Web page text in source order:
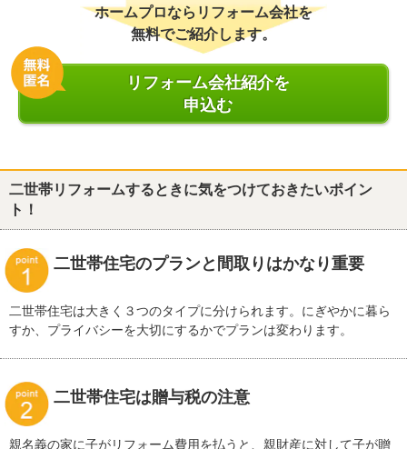
ホームプロならリフォーム会社を
無料でご紹介します。
リフォーム会社紹介を
申込む
二世帯リフォームするときに気をつけておきたいポイン
ト！
二世帯住宅のプランと間取りはかなり重要
二世帯住宅は大きく３つのタイプに分けられます。にぎやかに暮ら
すか、プライバシーを大切にするかでプランは変わります。
二世帯住宅は贈与税の注意
親名義の家に子がリフォーム費用を払うと、親財産に対して子が贈